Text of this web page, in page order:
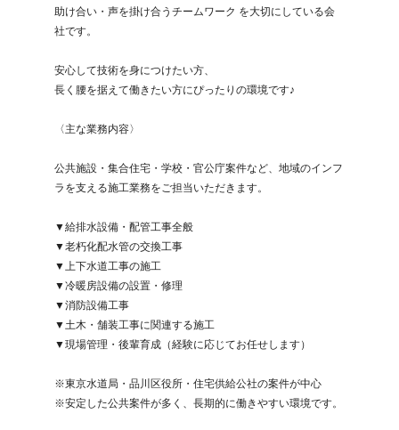
助け合い・声を掛け合うチームワーク を大切にしている会
社です。
安心して技術を身につけたい方、
長く腰を据えて働きたい方にぴったりの環境です♪
〈主な業務内容〉
公共施設・集合住宅・学校・官公庁案件など、地域のインフ
ラを支える施工業務をご担当いただきます。
▼給排水設備・配管工事全般
▼老朽化配水管の交換工事
▼上下水道工事の施工
▼冷暖房設備の設置・修理
▼消防設備工事
▼土木・舗装工事に関連する施工
▼現場管理・後輩育成（経験に応じてお任せします）
※東京水道局・品川区役所・住宅供給公社の案件が中心
※安定した公共案件が多く、長期的に働きやすい環境です。